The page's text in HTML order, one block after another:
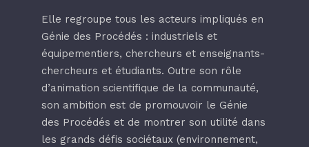
Elle regroupe tous les acteurs impliqués en
Génie des Procédés : industriels et
équipementiers, chercheurs et enseignants-
chercheurs et étudiants. Outre son rôle
d’animation scientifique de la communauté,
son ambition est de promouvoir le Génie
des Procédés et de montrer son utilité dans
les grands défis sociétaux (environnement,